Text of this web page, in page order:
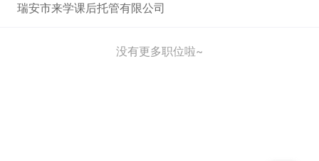
瑞安市来学课后托管有限公司
没有更多职位啦~